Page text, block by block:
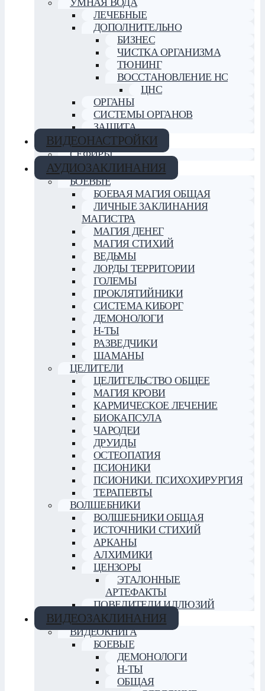
ЛЕЧЕБНЫЕ
ДОПОЛНИТЕЛЬНО
БИЗНЕС
ЧИСТКА ОРГАНИЗМА
ТЮНИНГ
ВОССТАНОВЛЕНИЕ НС
ЦНС
ОРГАНЫ
СИСТЕМЫ ОРГАНОВ
ЗАЩИТА
ВИДЕОНАСТРОЙКИ
СЕФИРЫ
АУДИОЗАКЛИНАНИЯ
БОЕВЫЕ
БОЕВАЯ МАГИЯ ОБЩАЯ
ЛИЧНЫЕ ЗАКЛИНАНИЯ
МАГИСТРА
МАГИЯ ДЕНЕГ
МАГИЯ СТИХИЙ
ВЕДЬМЫ
ЛОРДЫ ТЕРРИТОРИИ
ГОЛЕМЫ
ПРОКЛЯТИЙНИКИ
СИСТЕМА КИБОРГ
ДЕМОНОЛОГИ
Н-ТЫ
РАЗВЕДЧИКИ
ШАМАНЫ
ЦЕЛИТЕЛИ
ЦЕЛИТЕЛЬСТВО ОБЩЕЕ
МАГИЯ КРОВИ
КАРМИЧЕСКОЕ ЛЕЧЕНИЕ
БИОКАПСУЛА
ЧАРОДЕИ
ДРУИДЫ
ОСТЕОПАТИЯ
ПСИОНИКИ
ПСИОНИКИ. ПСИХОХИРУРГИЯ
ТЕРАПЕВТЫ
ВОЛШЕБНИКИ
ВОЛШЕБНИКИ ОБЩАЯ
ИСТОЧНИКИ СТИХИЙ
АРКАНЫ
АЛХИМИКИ
ЦЕНЗОРЫ
ЭТАЛОННЫЕ
АРТЕФАКТЫ
ПОВЕЛИТЕЛИ ИЛЛЮЗИЙ
ВИДЕОЗАКЛИНАНИЯ
ВИДЕОКНИГА
БОЕВЫЕ
ДЕМОНОЛОГИ
Н-ТЫ
ОБЩАЯ